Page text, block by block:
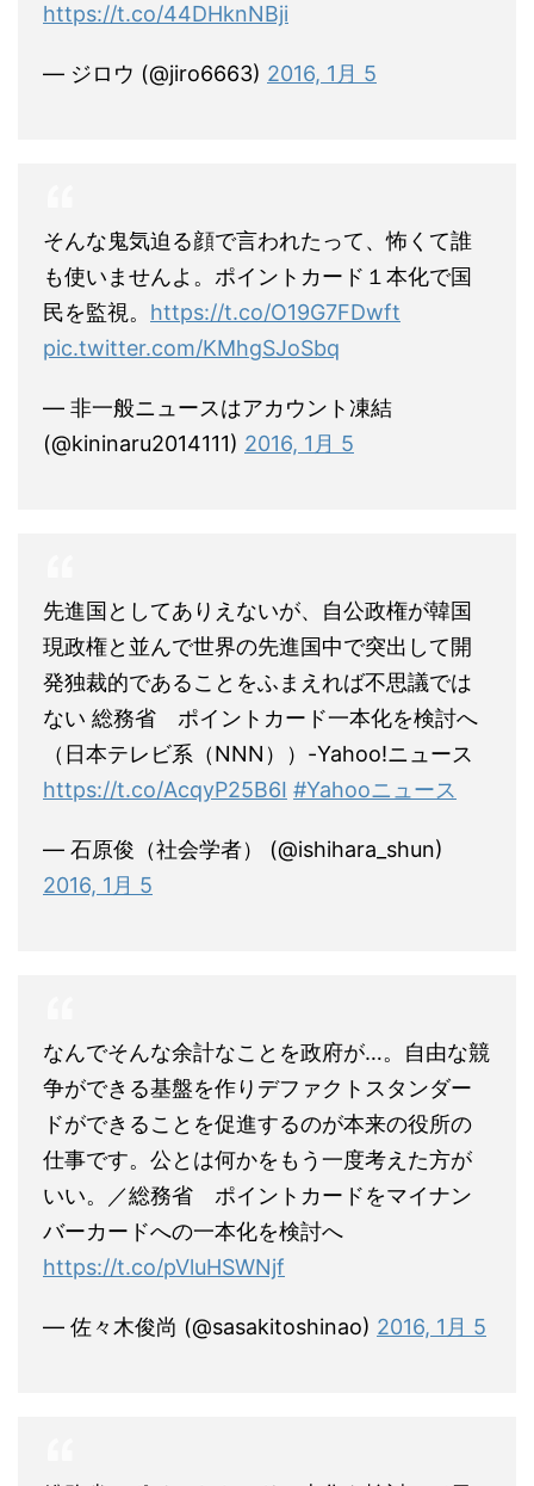
https://t.co/44DHknNBji
— ジロウ (@jiro6663) 2016, 1月 5
そんな鬼気迫る顔で言われたって、怖くて誰
も使いませんよ。ポイントカード１本化で国
民を監視。 https://t.co/O19G7FDwft
pic.twitter.com/KMhgSJoSbq
— 非一般ニュースはアカウント凍結
(@kininaru2014111) 2016, 1月 5
先進国としてありえないが、自公政権が韓国
現政権と並んで世界の先進国中で突出して開
発独裁的であることをふまえれば不思議では
ない 総務省 ポイントカード一本化を検討へ
（日本テレビ系（NNN））-Yahoo!ニュース
https://t.co/AcqyP25B6I #Yahooニュース
— 石原俊（社会学者） (@ishihara_shun)
2016, 1月 5
なんでそんな余計なことを政府が…。自由な競
争ができる基盤を作りデファクトスタンダー
ドができることを促進するのが本来の役所の
仕事です。公とは何かをもう一度考えた方が
いい。／総務省 ポイントカードをマイナン
バーカードへの一本化を検討へ
https://t.co/pVluHSWNjf
— 佐々木俊尚 (@sasakitoshinao) 2016, 1月 5